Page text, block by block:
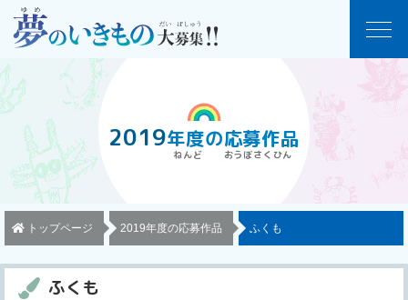
2019年度の応募作品
トップページ 2019年度の応募作品 ふくも
ふくも